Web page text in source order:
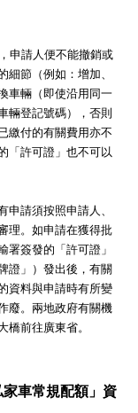
申請人便不能撤銷或
細節（例如：增加、
車輛（即使沿用同一
輛登記號碼），否則
繳付的有關費用亦不
「許可證」也不可以
申請須按照申請人、
理。如申請在獲得批
署簽發的「許可證」
證」）發出後，有關
資料與申請時有所變
廢。兩地政府有關機
橋前往廣東省。
車常規配額」資